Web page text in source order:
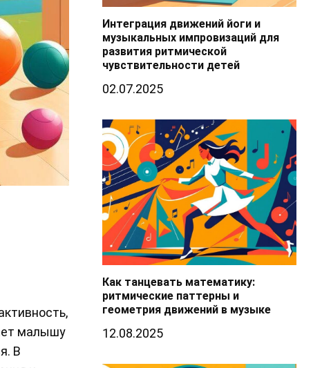
малышу
В
Интеграция движений йоги и
музыкальных импровизаций для
развития ритмической
чувствительности детей
02.07.2025
Как танцевать математику:
ритмические паттерны и
геометрия движений в музыке
12.08.2025